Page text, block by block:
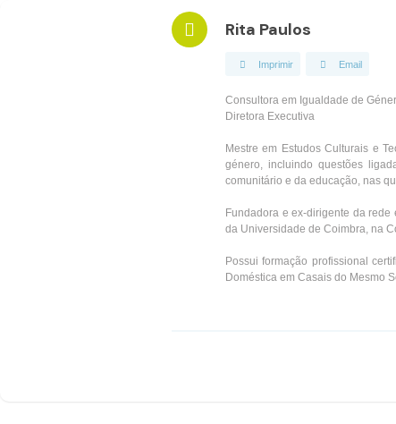
Rita Paulos
Imprimir Email
Consultora em Igualdade de
Diretora Executiva
Mestre em Estudos Culturais e
género, incluindo questões
comunitário e da educação, nas
Fundadora e ex-dirigente da
da Universidade de Coimbra, na
Possui formação profissional
Doméstica em Casais do Mesmo